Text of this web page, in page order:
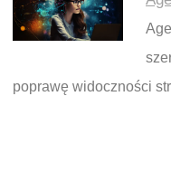
poprawę widoczności